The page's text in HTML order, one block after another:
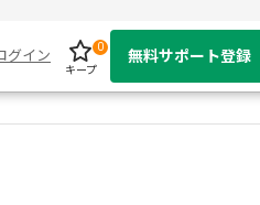
グイン
キープ
0
無料サポート登録